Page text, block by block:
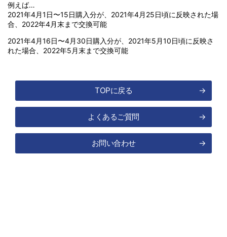
例えば…
2021年4月1日〜15日購入分が、2021年4月25日頃に反映された場
合、2022年4月末まで交換可能
2021年4月16日〜4月30日購入分が、2021年5月10日頃に反映さ
れた場合、2022年5月末まで交換可能
TOPに戻る →
よくあるご質問 →
お問い合わせ →